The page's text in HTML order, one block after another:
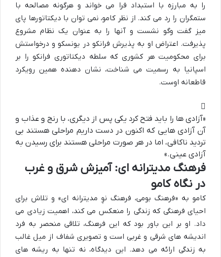
را به مبارزه با استبداد فرا می خواند و هرگونه مصالحه با
ستمگران را رد می کند. از نظر کامو، نمی توان با دیکتاتورها پای
میز گفت وگو نشست و آنها را به عنوان یک نظام مشروع
پذیرفت. اعتراض او به پذیرش فرانکو در یونسکو و درخواستش
برای محکومیت هر کشوری که سلطه دیکتاتوری فرانکو را بر
اسپانیا به رسمیت می شناخت، نشان دهنده همین رویکرد
قاطعانه اوست.
«آزادی ها را باید فتح کرد یکی پس از دیگری، با رنج و عذاب و
آن آزادی هایی که اکنون در دست داریم مراحلی هستند بی
تردید ناکافی، اما در هر صورت مراحلی هستند برای رسیدن به
آزادی عینی.»
فرهنگ مدیترانه ای: آمیزش شرق و غرب
در نگاه کامو
کامو به «فرهنگ بومی، فرهنگ نوِ مدیترانه ای» و تلاش برای
احیای فرهنگی که زندگی را منعکس می کند، اهمیت زیادی می
داد. او بر این باور بود که این فرهنگ، تلاقی منحصر به فرد
اندیشه های شرقی و غربی است و تصویری شفاف از میل غالب
به زندگی ارائه می دهد. این دیدگاه، نه تنها به ریشه های